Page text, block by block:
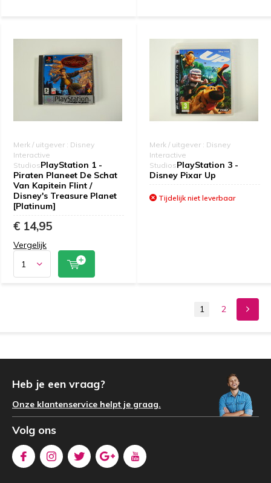
Merk / uitgever : Disney
Interactive
StudiosPlayStation 1 -
Piraten Planeet De Schat
Van Kapitein Flint /
Disney's Treasure Planet
[Platinum]
€ 14,95
Vergelijk
Merk / uitgever : Disney
Interactive
StudiosPlayStation 3 -
Disney Pixar Up
Tijdelijk niet leverbaar
1 2
Heb je een vraag?
Onze klantenservice helpt je graag.
Volg ons